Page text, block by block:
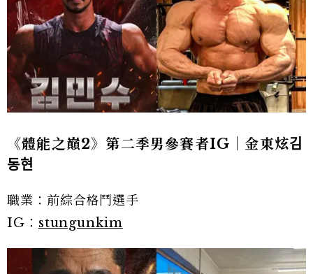
《體能之巔2》第二季男參賽者IG｜金東炫김
동현
職業：前綜合格鬥選手
IG： stungunkim